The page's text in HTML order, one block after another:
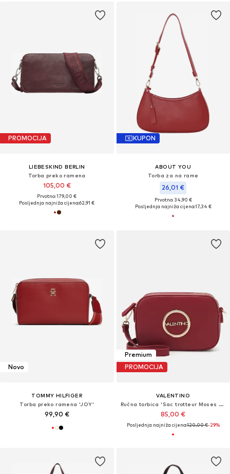
PROMOCIJA
LIEBESKIND BERLIN
Torba preko ramena
105,00 €
Prvotno: 179,00 €
Posljednja najniža cijena:62,91 €
KUPON
ABOUT YOU
Torba za na rame
26,01 €
Prvotno: 34,90 €
Posljednja najniža cijena:17,34 €
Novo
TOMMY HILFIGER
Torba preko ramena 'JOY'
99,90 €
Premium
PROMOCIJA
VALENTINO
Ručna torbica 'Sac trotteur Moses Valentino Rosso Scuro'
85,00 €
Posljednja najniža cijena:120,00 €-29%